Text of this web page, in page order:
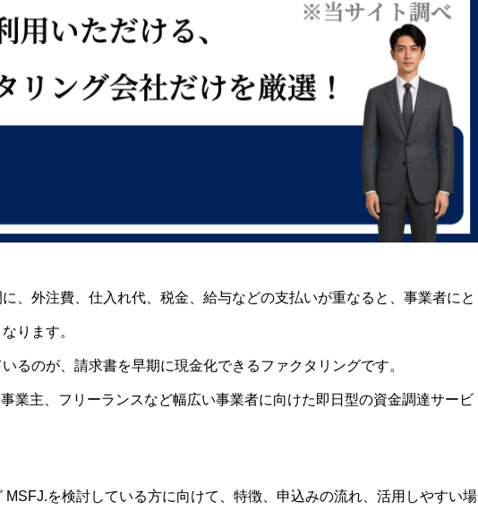
、外注費、仕入れ代、税金、給与などの支払いが重なると、事業者にと
ります。
るのが、請求書を早期に現金化できるファクタリングです。
業主、フリーランスなど幅広い事業者に向けた即日型の資金調達サービ
を検討している方に向けて、特徴、申込みの流れ、活用しやすい場